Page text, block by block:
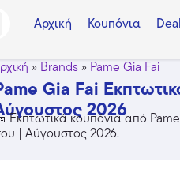
Αρχική Κουπόνια
» Brands» Pame Gia Fai
Gia Fai
2026
Εκπτωτικά κουπόνια από
| Αύγουστος 2026.